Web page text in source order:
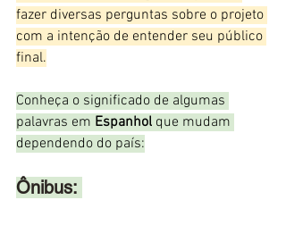
fazer diversas perguntas sobre o projeto
com a intenção de entender seu público
final.
Conheça o significado de algumas
palavras em Espanhol que mudam
dependendo do país:
Ônibus: